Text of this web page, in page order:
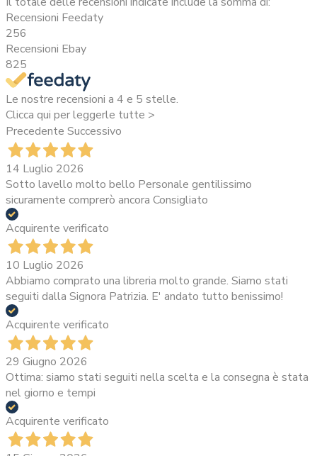
Recensioni Feedaty
256
Recensioni Ebay
825
Le nostre recensioni a 4 e 5 stelle.
Clicca qui per leggerle tutte >
Precedente Successivo
14 Luglio 2026
Sotto lavello molto bello Personale gentilissimo
sicuramente comprerò ancora Consigliato
Acquirente verificato
10 Luglio 2026
Abbiamo comprato una libreria molto grande. Siamo stati
seguiti dalla Signora Patrizia. E' andato tutto benissimo!
Acquirente verificato
29 Giugno 2026
Ottima: siamo stati seguiti nella scelta e la consegna è stata
nel giorno e tempi
Acquirente verificato